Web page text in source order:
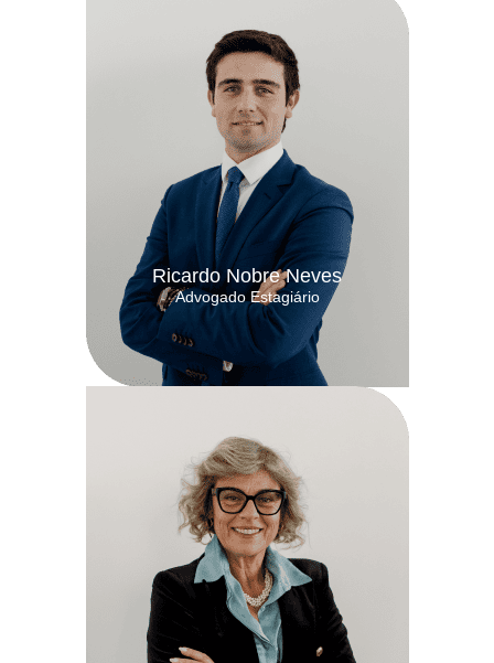
Ricardo Nobre Neves
Advogado Estagiário